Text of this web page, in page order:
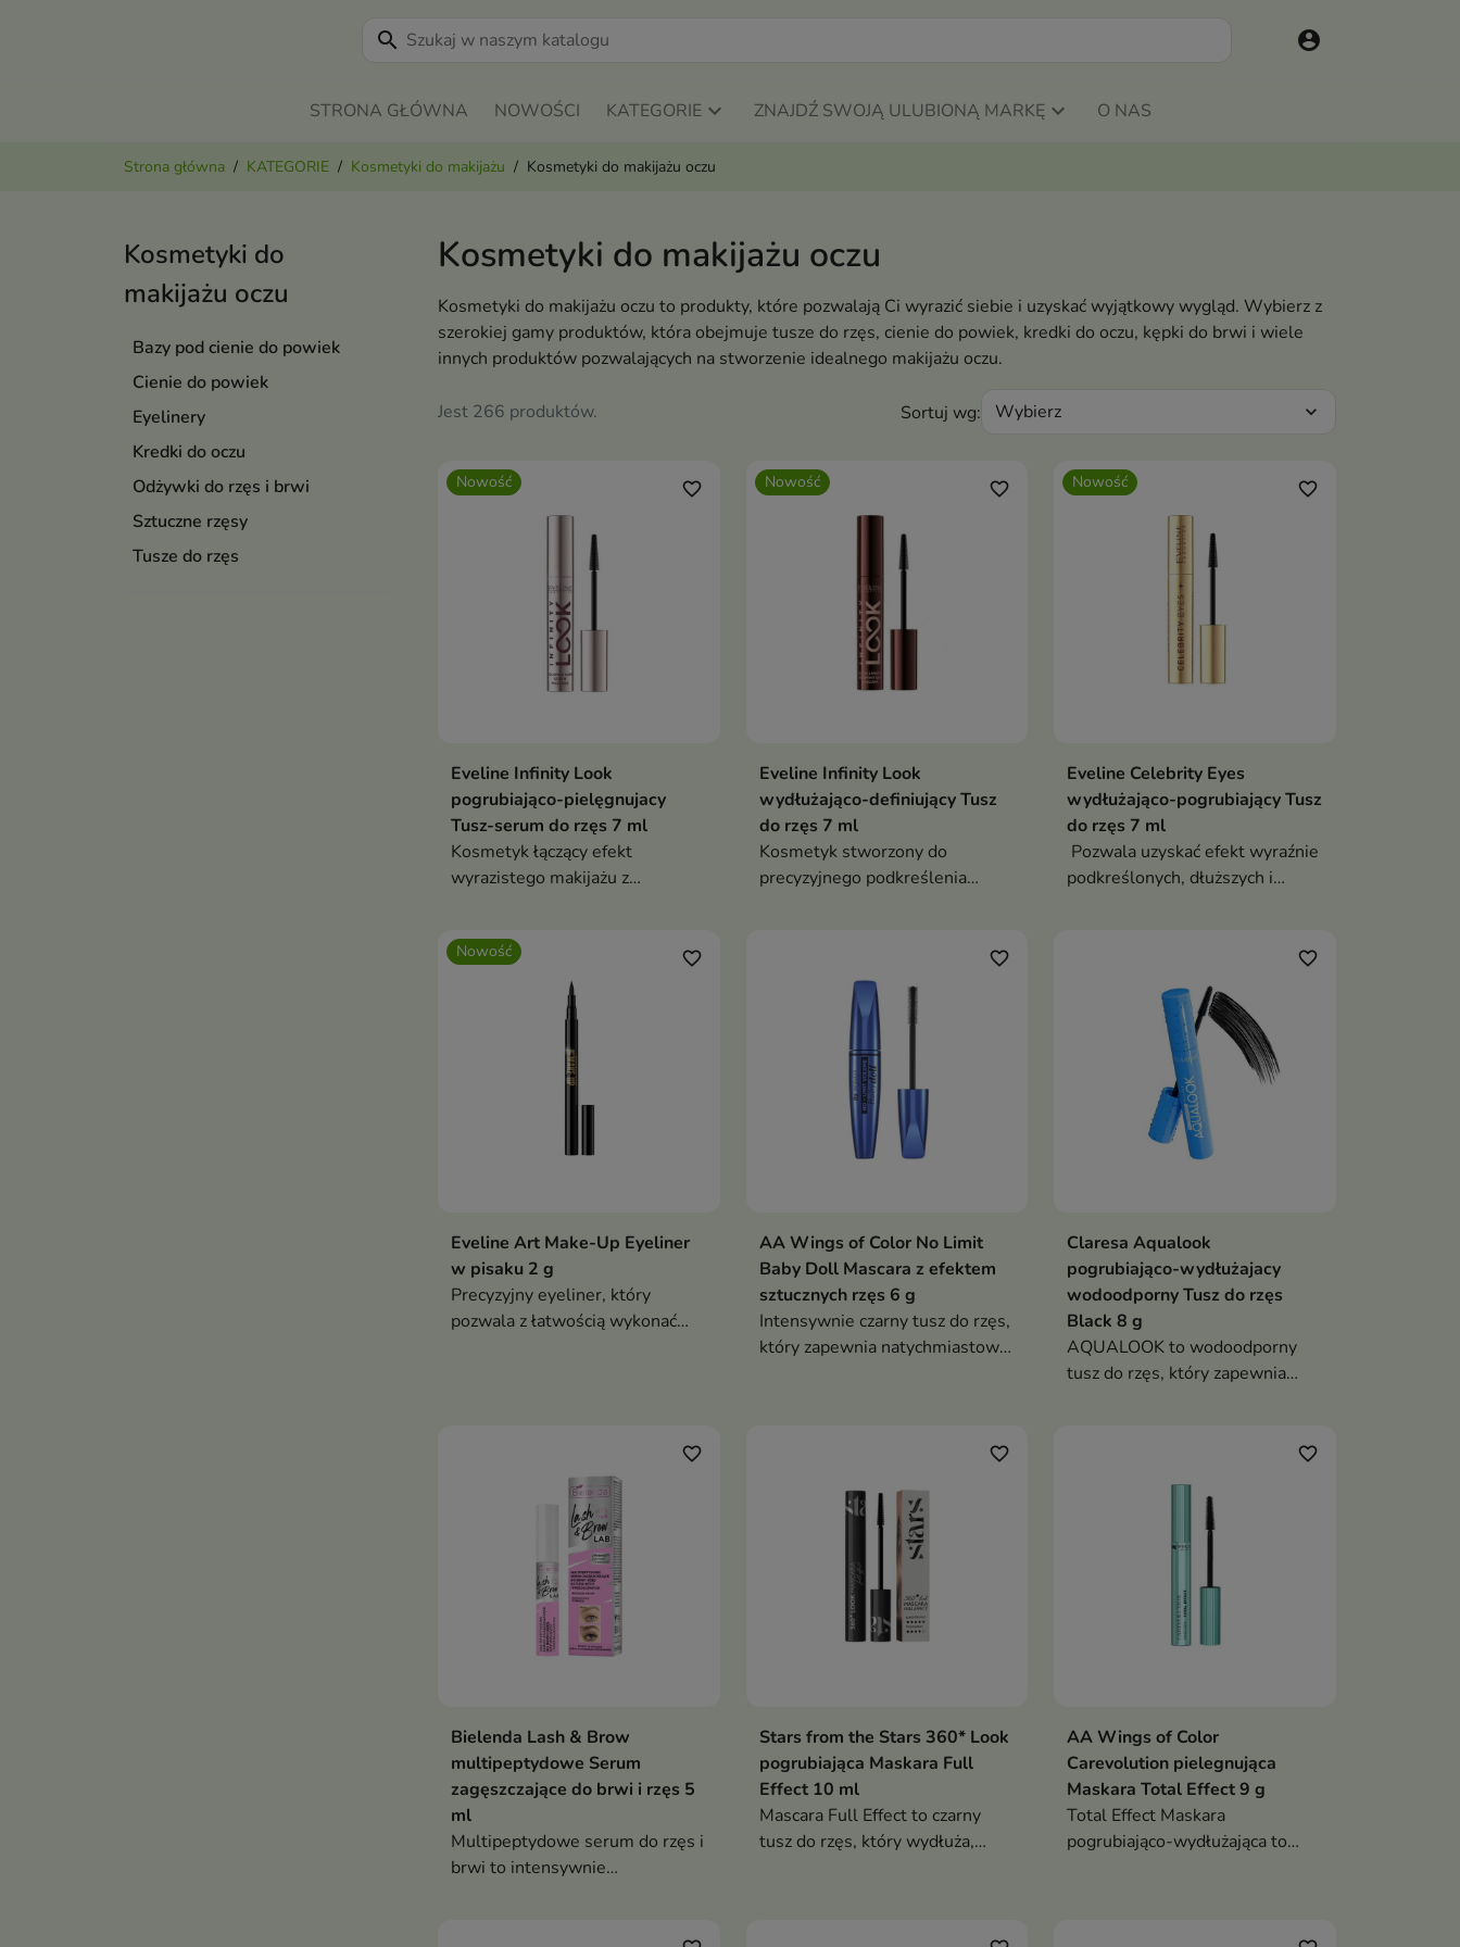
search account_circle
STRONA GŁÓWNA NOWOŚCI KATEGORIE ZNAJDŹ SWOJĄ ULUBIONĄ MARKĘ O NAS
Strona główna KATEGORIE Kosmetyki do makijażu Kosmetyki do makijażu oczu
Kosmetyki do
makijażu oczu
Bazy pod cienie do powiek
Cienie do powiek
Eyelinery
Kredki do oczu
Odżywki do rzęs i brwi
Sztuczne rzęsy
Tusze do rzęs
Kosmetyki do makijażu oczu
Kosmetyki do makijażu oczu to produkty, które pozwalają Ci wyrazić siebie i uzyskać wyjątkowy wygląd. Wybierz z
szerokiej gamy produktów, która obejmuje tusze do rzęs, cienie do powiek, kredki do oczu, kępki do brwi i wiele
innych produktów pozwalających na stworzenie idealnego makijażu oczu.
Jest 266 produktów. Sortuj wg: Wybierz expand_more
Nowość favorite_border
Eveline Infinity Look
pogrubiająco-pielęgnujacy
Tusz-serum do rzęs 7 ml
Kosmetyk łączący efekt
wyrazistego makijażu z
Nowość favorite_border
Eveline Infinity Look
wydłużająco-definiujący Tusz
do rzęs 7 ml
Kosmetyk stworzony do
precyzyjnego podkreślenia
Nowość favorite_border
Eveline Celebrity Eyes
wydłużająco-pogrubiający Tusz
do rzęs 7 ml
Pozwala uzyskać efekt wyraźnie
podkreślonych, dłuższych i
Nowość favorite_border
Eveline Art Make-Up Eyeliner
w pisaku 2 g
Precyzyjny eyeliner, który
pozwala z łatwością wykonać
favorite_border
AA Wings of Color No Limit
Baby Doll Mascara z efektem
sztucznych rzęs 6 g
Intensywnie czarny tusz do rzęs,
który zapewnia natychmiastowy
jednocześnie rozdzielając rzęsy
od nasady aż po końce
favorite_border
Claresa Aqualook
pogrubiająco-wydłużajacy
wodoodporny Tusz do rzęs
Black 8 g
AQUALOOK to wodoodporny
tusz do rzęs, który zapewnia
grudek, osypywania oraz uczucia
favorite_border
Bielenda Lash & Brow
multipeptydowe Serum
zagęszczające do brwi i rzęs 5
ml
Multipeptydowe serum do rzęs i
brwi to intensywnie
favorite_border
Stars from the Stars 360* Look
pogrubiająca Maskara Full
Effect 10 ml
Mascara Full Effect to czarny
tusz do rzęs, który wydłuża,
favorite_border
AA Wings of Color
Carevolution pielegnująca
Maskara Total Effect 9 g
Total Effect Maskara
pogrubiająco-wydłużająca to